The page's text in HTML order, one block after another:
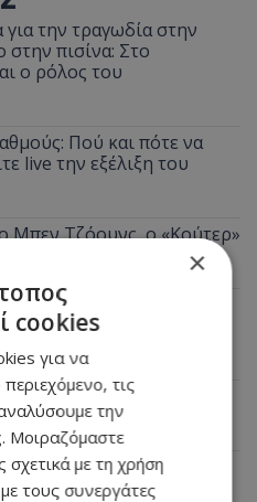
την τραγωδία στην
πισίνα: Στο
ο ρόλος του
Πού και πότε να
live την εξέλιξη του
Μπεν Τζόουνς, ο «Κούτερ»
of Hazzard»
ο πατέρας του
– «Έφυγε ένα
μου»
στους τρεις πολίτες θα
βόμβα
σε όλη την Κύπρο:
σε μία νύχτα
×
cookies
για να
τις
την
Μοιραζόμαστε
σχετικά με τη χρήση
τους συνεργάτες